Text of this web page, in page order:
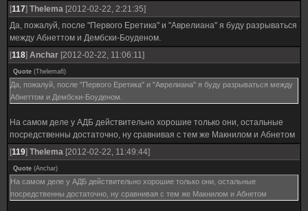
[117] Thelema [2012-02-22, 2:21:35]
Да, пожалуй, после "Первого Еретика" и "Аврелиана" я буду разрываться
между Абнеттом и Дембски-Боуденом.
[118] Anchar [2012-02-22, 11:06:11]
Quote (Thelema6)
Да, пожалуй, после "Первого Еретика" и "Аврелиана" я буду разрываться между
Абнеттом и Дембски-Боуденом.
На самом деле у АДБ действительно хорошие только они, остальные
посредственны достаточно, ну сравнивая с тем же Макнилом и Абнетом
[119] Thelema [2012-02-22, 11:49:44]
Quote (Anchar)
На самом деле у АДБ действительно хорошие только они, остальные
посредственны достаточно, ну сравнивая с тем же Макнилом и Абнетом